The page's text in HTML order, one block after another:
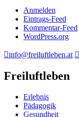
Anmelden
Eintrags-Feed
Kommentar-Feed
WordPress.org
info@freiluftleben.at
Freiluftleben
Erlebnis
Pädagogik
Gesundheit